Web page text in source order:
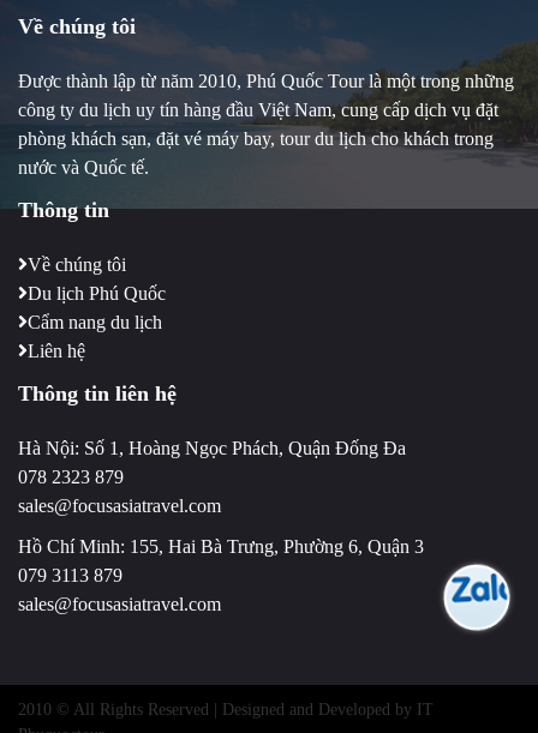
Về chúng tôi
Được thành lập từ năm 2010, Phú Quốc Tour là một trong những
công ty du lịch uy tín hàng đầu Việt Nam, cung cấp dịch vụ đặt
phòng khách sạn, đặt vé máy bay, tour du lịch cho khách trong
nước và Quốc tế.
Thông tin
Về chúng tôi
Du lịch Phú Quốc
Cẩm nang du lịch
Liên hệ
Thông tin liên hệ
Hà Nội: Số 1, Hoàng Ngọc Phách, Quận Đống Đa
078 2323 879
sales@focusasiatravel.com
Hồ Chí Minh: 155, Hai Bà Trưng, Phường 6, Quận 3
079 3113 879
sales@focusasiatravel.com
2010 © All Rights Reserved | Designed and Developed by IT